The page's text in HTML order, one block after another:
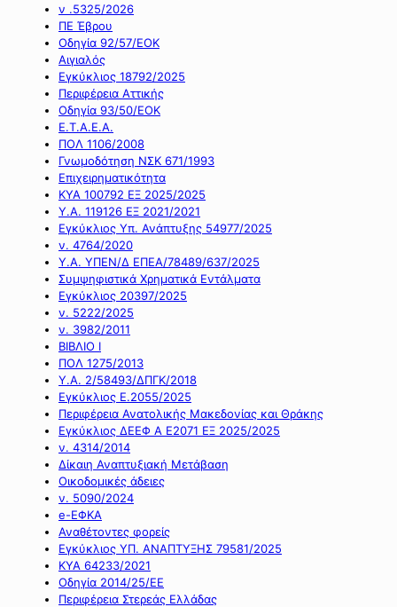
ν .5325/2026
ΠΕ Έβρου
Οδηγία 92/57/ΕΟΚ
Αιγιαλός
Εγκύκλιος 18792/2025
Περιφέρεια Αττικής
Οδηγία 93/50/ΕΟΚ
Ε.Τ.Α.Ε.Α.
ΠΟΛ 1106/2008
Γνωμοδότηση ΝΣΚ 671/1993
Επιχειρηματικότητα
ΚΥΑ 100792 ΕΞ 2025/2025
Υ.Α. 119126 ΕΞ 2021/2021
Εγκύκλιος Υπ. Ανάπτυξης 54977/2025
ν. 4764/2020
Υ.Α. ΥΠΕΝ/Δ ΕΠΕΑ/78489/637/2025
Συμψηφιστικά Χρηματικά Εντάλματα
Εγκύκλιος 20397/2025
ν. 5222/2025
ν. 3982/2011
ΒΙΒΛΙΟ Ι
ΠΟΛ 1275/2013
Υ.Α. 2/58493/ΔΠΓΚ/2018
Εγκύκλιος Ε.2055/2025
Περιφέρεια Ανατολικής Μακεδονίας και Θράκης
Εγκύκλιος ΔΕΕΦ Α Ε2071 ΕΞ 2025/2025
ν. 4314/2014
Δίκαιη Αναπτυξιακή Μετάβαση
Οικοδομικές άδειες
ν. 5090/2024
e-ΕΦΚΑ
Αναθέτοντες φορείς
Εγκύκλιος ΥΠ. ΑΝΑΠΤΥΞΗΣ 79581/2025
ΚΥΑ 64233/2021
Οδηγία 2014/25/ΕΕ
Περιφέρεια Στερεάς Ελλάδας